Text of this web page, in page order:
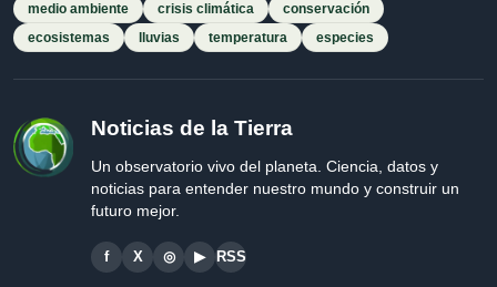
medio ambiente
crisis climática
conservación
ecosistemas
lluvias temperatura especies
Noticias de la Tierra
Un observatorio vivo del planeta. Ciencia, datos y
noticias para entender nuestro mundo y construir un
futuro mejor.
f X ◎ ▶ RSS